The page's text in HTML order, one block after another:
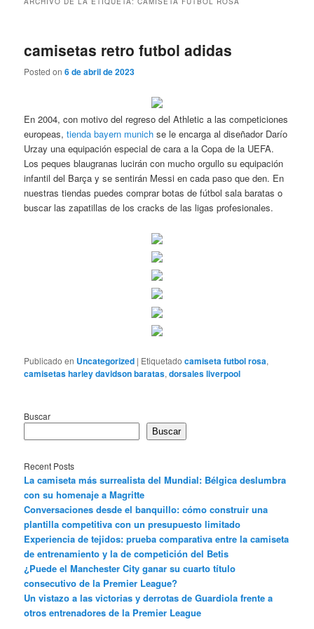
camisetas retro futbol adidas
Posted on6 de abril de 2023
En 2004, con motivo del regreso del Athletic a las competiciones
europeas,tienda bayern munich se le encarga al diseñador Darío
Urzay una equipación especial de cara a la Copa de la UEFA.
Los peques blaugranas lucirán con mucho orgullo su equipación
infantil del Barça y se sentirán Messi en cada paso que den. En
nuestras tiendas puedes comprar botas de fútbol sala baratas o
buscar las zapatillas de los cracks de las ligas profesionales.
Publicado en Uncategorized | Etiquetado camiseta futbol rosa,
camisetas harley davidson baratas,dorsales liverpool
Buscar
Buscar
Recent Posts
La camiseta más surrealista del Mundial: Bélgica deslumbra
con su homenaje a Magritte
Conversaciones desde el banquillo: cómo construir una
plantilla competitiva con un presupuesto limitado
Experiencia de tejidos: prueba comparativa entre la camiseta
de entrenamiento y la de competición del Betis
¿Puede el Manchester City ganar su cuarto título
consecutivo de la Premier League?
Un vistazo a las victorias y derrotas de Guardiola frente a
otros entrenadores de la Premier League